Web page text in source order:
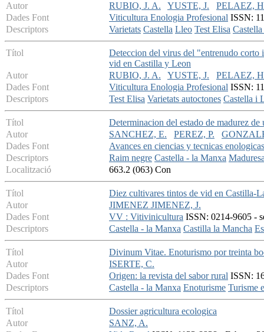
Autor
RUBIO, J. A. YUSTE, J.
PELAEZ,
Dades Font
Viticultura Enologia Profesional ISSN:
Descriptors
Varietats Castella Lleo Test Elisa
Títol
Deteccion del virus del "entrenudo corto
vid en Castilla y Leon
Autor
RUBIO, J. A. YUSTE, J.
PELAEZ,
Dades Font
Viticultura Enologia Profesional ISSN:
Descriptors
Test Elisa Varietats autoctones Castella i
Títol
Determinacion del estado de madurez
Autor
SANCHEZ, E. PEREZ, P.
Dades Font
Avances en ciencias y tecnicas enologicas
Descriptors
Raim negre Castella - la Manxa
Localització
663.2 (063) Con
Títol
Diez cultivares tintos de vid en Castilla-
Autor
JIMENEZ JIMENEZ, J.
Dades Font
VV : Vitivinicultura ISSN: 0214-9605 -
Descriptors
Castella - la Manxa Castilla la Mancha
Títol
Divinum Vitae. Enoturismo por treinta
Autor
ISERTE, C.
Dades Font
Origen: la revista del sabor rural ISSN:
Descriptors
Castella - la Manxa Enoturisme Turisme
Títol
Dossier agricultura ecologica
Autor
SANZ, A.